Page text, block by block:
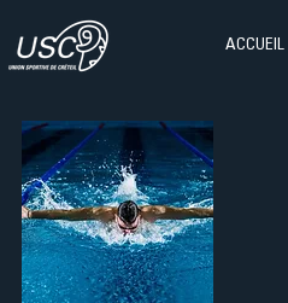
ACCUEIL